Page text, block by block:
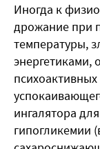
Иногда к
дрожание при
температуры,
энергетиками,
ингалятора
гипогликемии